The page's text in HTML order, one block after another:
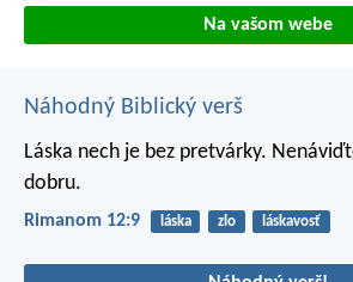
Na vašom webe
Náhodný Biblický verš
Láska nech je bez pretvárky.
dobru.
Rimanom 12:9 láska zlo láskavosť